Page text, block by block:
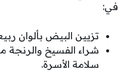
في:
تزيين البيض بألوان
شراء الفسيخ والرنجة
سلامة الأسرة.